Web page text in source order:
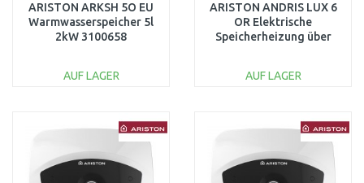
ARISTON ARKSH 5O EU
Warmwasserspeicher 5l
2kW 3100658
AUF LAGER
Vergleichen
ARISTON ANDRIS LUX 6
OR Elektrische
Speicherheizung über
AUF LAGER
Vergleichen